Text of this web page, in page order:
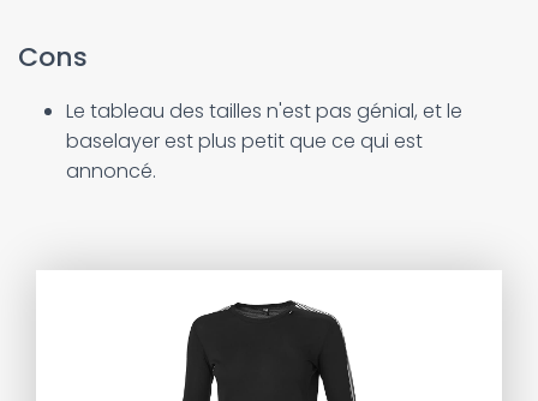
Cons
Le tableau des tailles n'est pas génial, et le
baselayer est plus petit que ce qui est
annoncé.